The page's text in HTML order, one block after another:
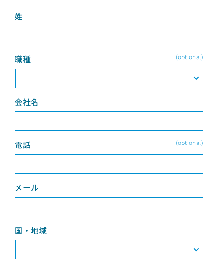
姓
職種 (optional)
会社名
電話 (optional)
メール
国・地域